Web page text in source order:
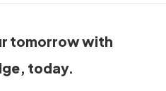
tomorrow with
today.